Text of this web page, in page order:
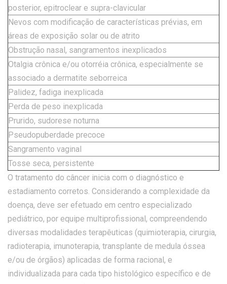
posterior, epitroclear e supra-clavicular
Nevos com modificação de características prévias, em
áreas de exposição solar ou de atrito
Obstrução nasal, sangramentos inexplicados
Otalgia crônica e/ou otorréia crônica, especialmente se
associado a dermatite seborreica
Palidez, fadiga inexplicada
Perda de peso inexplicada
Prurido, sudorese noturna
Pseudopuberdade precoce
Sangramento vaginal
Tosse seca, persistente
O tratamento do câncer inicia com o diagnóstico e
estadiamento corretos. Considerando a complexidade da
doença, deve ser efetuado em centro especializado
pediátrico, por equipe multiprofissional, compreendendo
diversas modalidades terapêuticas (quimioterapia, cirurgia,
radioterapia, imunoterapia, transplante de medula óssea
e/ou de órgãos) aplicadas de forma racional, e
individualizada para cada tipo histológico específico e de